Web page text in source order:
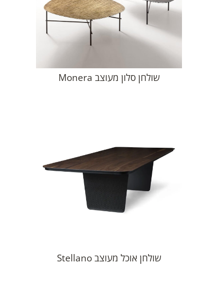
שולחן סלון מעוצב Monera
שולחן אוכל מעוצב Stellano